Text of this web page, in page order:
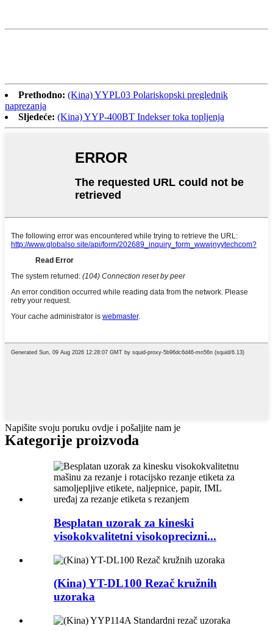
Prethodno: (Kina) YYPL03 Polariskopski preglednik
naprezanja
Sljedeće: (Kina) YYP-400BT Indekser toka topljenja
Napišite svoju poruku ovdje i pošaljite nam je
Kategorije proizvoda
Besplatan uzorak za kineski
visokokvalitetni visokoprecizni...
(Kina) YT-DL100 Rezač kružnih
uzoraka